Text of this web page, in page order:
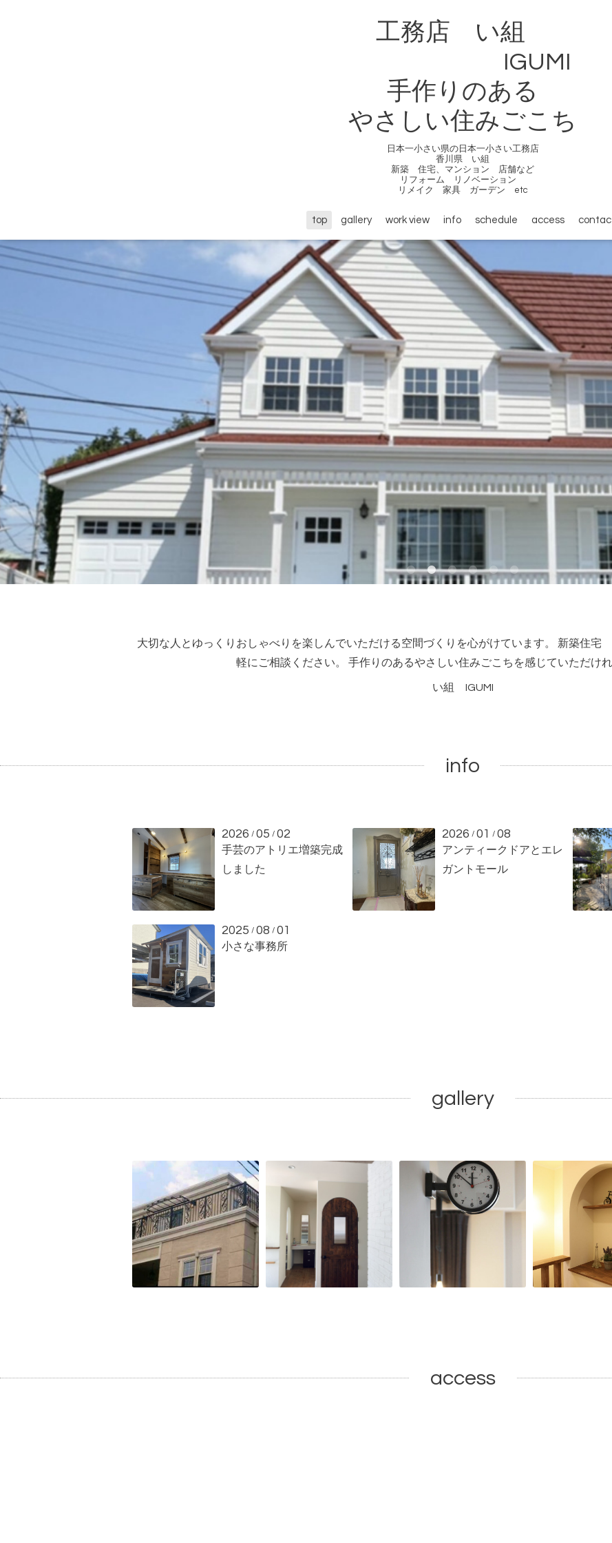
工務店 い組
IGUMI
手作りのある
やさしい住みごこち
日本一小さい県の日本一小さい工務店
香川県 い組
新築 住宅、マンション 店舗など
リフォーム リノベーション
リメイク 家具 ガーデン etc
top gallery work view info schedule access
大切な人とゆっくりおしゃべりを楽しんでいただける空間づくりを心がけています。 新築住
軽にご相談ください。 手作りのあるやさしい住みごこちを感じていただけれ
い組 IGUMI
info
2026 / 05 / 02
手芸のアトリエ増築完成
しました
2026 / 01 / 08
アンティークドアとエレ
ガントモール
2025 / 08 / 01
小さな事務所
gallery
access